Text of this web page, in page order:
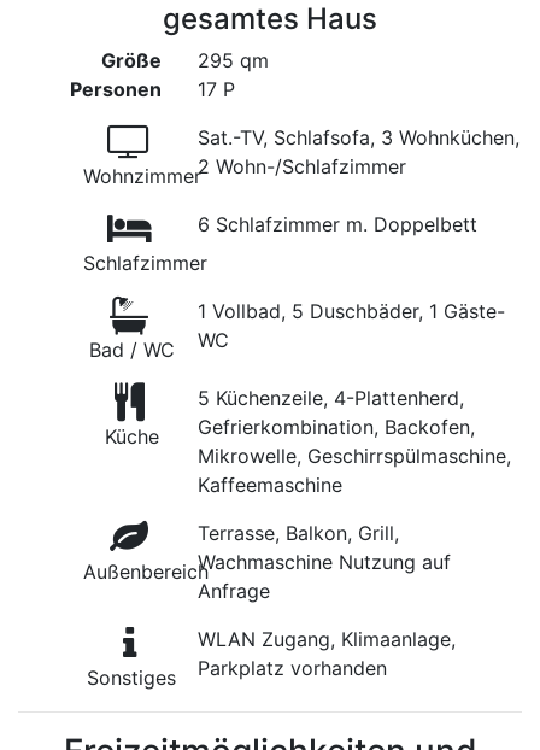
gesamtes Haus
Größe
Personen
295 qm
17 P
Wohnzimmer
Sat.-TV, Schlafsofa, 3 Wohnküchen,
2 Wohn-/Schlafzimmer
Schlafzimmer
6 Schlafzimmer m. Doppelbett
Bad / WC
1 Vollbad, 5 Duschbäder, 1 Gäste-
WC
Küche
5 Küchenzeile, 4-Plattenherd,
Gefrierkombination, Backofen,
Mikrowelle, Geschirrspülmaschine,
Kaffeemaschine
Außenbereich
Terrasse, Balkon, Grill,
Wachmaschine Nutzung auf
Anfrage
Sonstiges
WLAN Zugang, Klimaanlage,
Parkplatz vorhanden